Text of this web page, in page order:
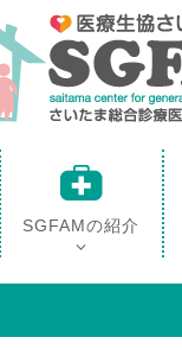
SGFAMの紹介